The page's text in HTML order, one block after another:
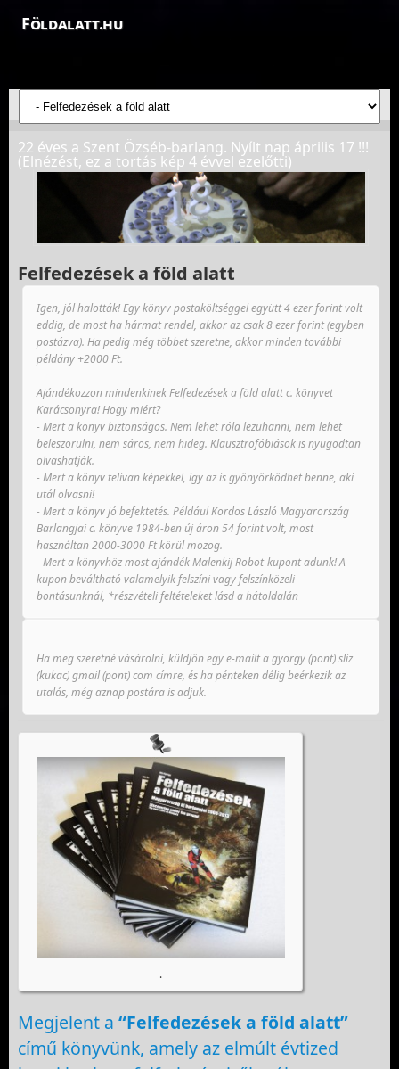
Földalatt.hu
Felfedezések a föld alatt - feltáró barlangkutatások
22 éves a Szent Özséb-barlang. Nyílt nap április 17 !!!
(Elnézést, ez a tortás kép 4 évvel ezelőtti)
Felfedezések a föld alatt
Igen, jól halották! Egy könyv postaköltséggel együtt 4 ezer forint volt
eddig, de most ha hármat rendel, akkor az csak 8 ezer forint (egyben
postázva). Ha pedig még többet szeretne, akkor minden további
példány +2000 Ft.
Ajándékozzon mindenkinek Felfedezések a föld alatt c. könyvet
Karácsonyra! Hogy miért?
- Mert a könyv biztonságos. Nem lehet róla lezuhanni, nem lehet
beleszorulni, nem sáros, nem hideg. Klausztrofóbiások is nyugodtan
olvashatják.
- Mert a könyv telivan képekkel, így az is gyönyörködhet benne, aki
utál olvasni!
- Mert a könyv jó befektetés. Például Kordos László Magyarország
Barlangjai c. könyve 1984-ben új áron 54 forint volt, most
használtan 2000-3000 Ft körül mozog.
- Mert a könyvhöz most ajándék Malenkij Robot-kupont adunk! A
kupon beváltható valamelyik felszíni vagy felszínközeli
bontásunknál, *részvételi feltételeket lásd a hátoldalán
Ha meg szeretné vásárolni, küldjön egy e-mailt a gyorgy (pont) sliz
(kukac) gmail (pont) com címre, és ha pénteken délig beérkezik az
utalás, még aznap postára is adjuk.
.
Megjelent a “Felfedezések a föld alatt”
című könyvünk, amely az elmúlt évtized